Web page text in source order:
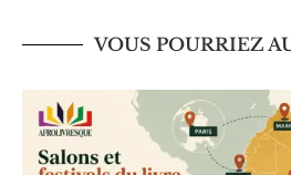
VOUS POURRIEZ